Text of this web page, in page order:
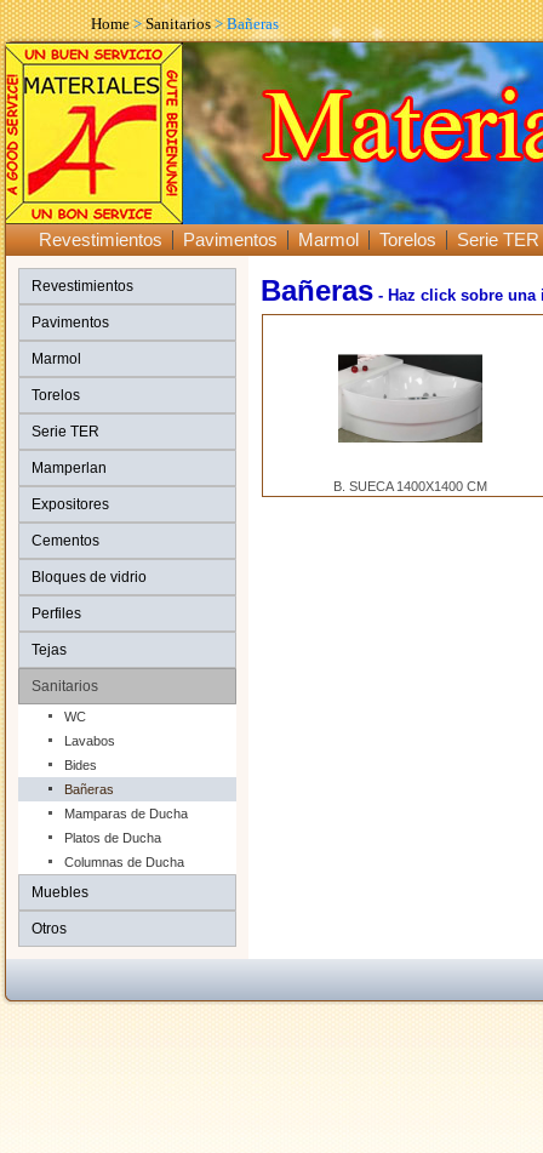
Home>Sanitarios> Bañeras
Revestimientos Pavimentos Marmol Torelos Serie TER
Revestimientos
Pavimentos
Marmol
Torelos
Serie TER
Mamperlan
Expositores
Cementos
Bloques de vidrio
Perfiles
Tejas
Sanitarios
WC
Lavabos
Bides
Bañeras
Mamparas de Ducha
Platos de Ducha
Columnas de Ducha
Muebles
Otros
Bañeras - Haz click sobre una
B. SUECA 1400X1400 CM